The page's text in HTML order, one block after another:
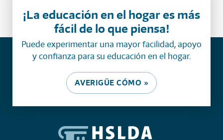
¡La educación en el hogar es más
fácil de lo que piensa!
Puede experimentar una mayor facilidad, apoyo
y confianza para su educación en el hogar.
AVERIGÜE CÓMO »